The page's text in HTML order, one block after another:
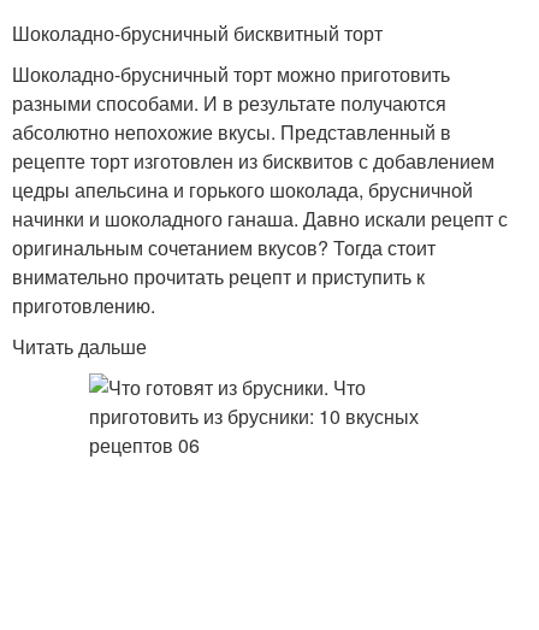
Шоколадно-брусничный бисквитный торт
Шоколадно-брусничный торт можно приготовить
разными способами. И в результате получаются
абсолютно непохожие вкусы. Представленный в
рецепте торт изготовлен из бисквитов с добавлением
цедры апельсина и горького шоколада, брусничной
начинки и шоколадного ганаша. Давно искали рецепт с
оригинальным сочетанием вкусов? Тогда стоит
внимательно прочитать рецепт и приступить к
приготовлению.
Читать дальше